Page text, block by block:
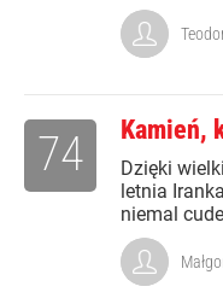
Kamień,
Dzięki
letnia
niemal
74